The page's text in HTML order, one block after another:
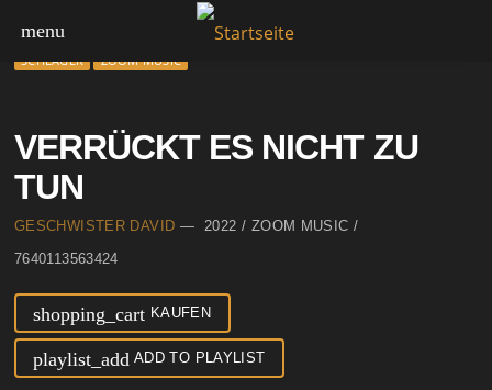
menu
SCHLAGER ZOOM MUSIC
VERRÜCKT ES NICHT ZU
TUN
GESCHWISTER DAVID — 2022 / ZOOM MUSIC /
7640113563424
shopping_cart KAUFEN
playlist_add ADD TO PLAYLIST